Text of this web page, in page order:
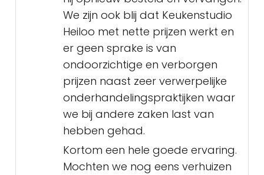
We zijn ook blij dat Keukenstudio
Heiloo met nette prijzen werkt en
er geen sprake is van
ondoorzichtige en verborgen
prijzen naast zeer verwerpelijke
onderhandelingspraktijken waar
we bij andere zaken last van
hebben gehad.
Kortom een hele goede ervaring.
Mochten we nog eens verhuizen